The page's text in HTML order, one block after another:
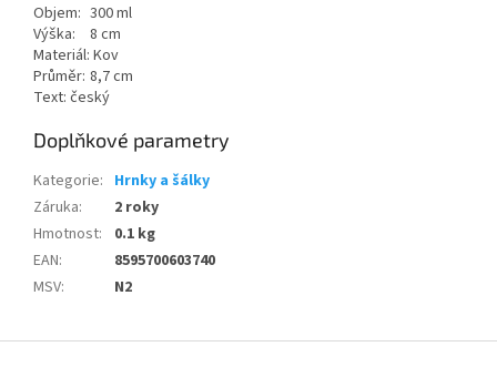
Objem: 300 ml
Výška:
8 cm
Materiál: Kov
Průměr: 8,7 cm
Text: český
Doplňkové parametry
Kategorie: Hrnky a šálky
Záruka:
2 roky
Hmotnost:
0.1 kg
EAN:
8595700603740
MSV: N2